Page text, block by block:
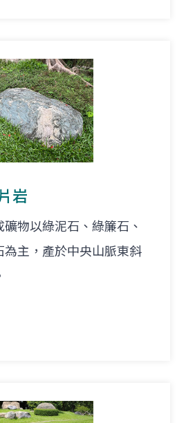
岩
物以綠泥石、綠簾石、
為主，產於中央山脈東斜